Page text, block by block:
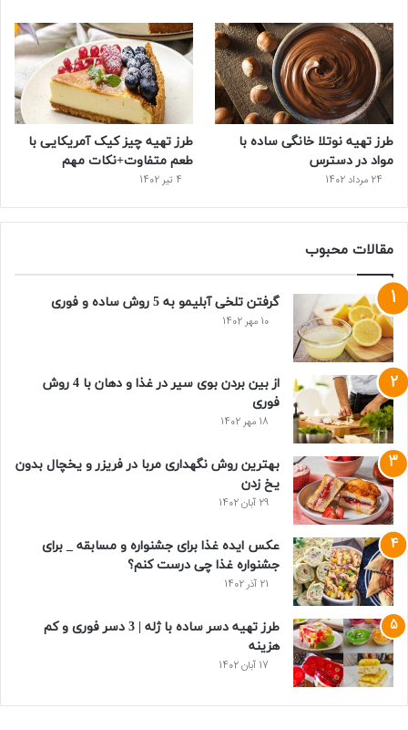
طرز تهیه نوتلا خانگی ساده با
مواد در دسترس
24 مرداد 1402
طرز تهیه چیز کیک آمریکایی با
طعم متفاوت+نکات مهم
4 تیر 1402
مقالات محبوب
گرفتن تلخی آبلیمو به 5 روش ساده و فوری
10 مهر 1402
از بین بردن بوی سیر در غذا و دهان با 4 روش
فوری
18 مهر 1402
بهترین روش نگهداری مربا در فریزر و یخچال بدون
یخ زدن
29 آبان 1402
عکس ایده غذا برای جشنواره و مسابقه _ برای
جشنواره غذا چی درست کنم؟
21 آذر 1402
طرز تهیه دسر ساده با ژله | 3 دسر فوری و کم
هزینه
17 آبان 1402